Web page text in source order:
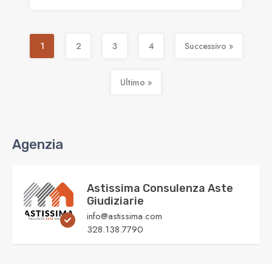
1 2 3 4 Successivo »
Ultimo »
Agenzia
Astissima Consulenza Aste
Giudiziarie
info@astissima.com
328.138.7790